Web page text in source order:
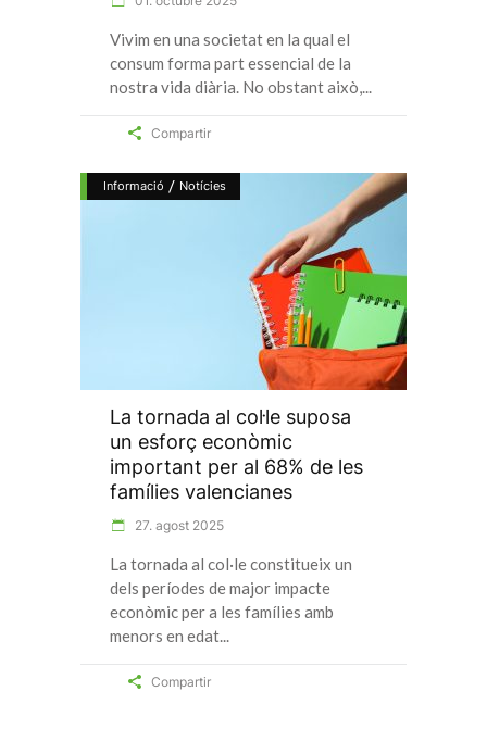
Vivim en una societat en la qual el
consum forma part essencial de la
nostra vida diària. No obstant això,
Compartir
Informació / Notícies
La tornada al col·le suposa
un esforç econòmic
important per al 68% de les
famílies valencianes
27. agost 2025
La tornada al col·le constitueix un
dels períodes de major impacte
econòmic per a les famílies amb
menors en edat
Compartir